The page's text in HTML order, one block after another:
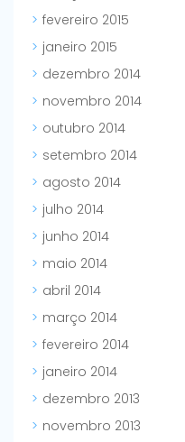
fevereiro 2015
janeiro 2015
dezembro 2014
novembro 2014
outubro 2014
setembro 2014
agosto 2014
julho 2014
junho 2014
maio 2014
abril 2014
março 2014
fevereiro 2014
janeiro 2014
dezembro 2013
novembro 2013